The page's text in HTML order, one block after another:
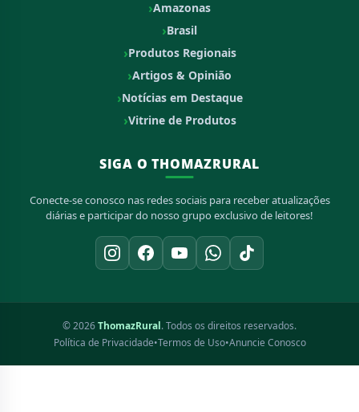
Amazonas
Brasil
Produtos Regionais
Artigos & Opinião
Notícias em Destaque
Vitrine de Produtos
SIGA O THOMAZRURAL
Conecte-se conosco nas redes sociais para receber atualizações
diárias e participar do nosso grupo exclusivo de leitores!
© 2026ThomazRural. Todos os direitos reservados.
Política de Privacidade•Termos de Uso•Anuncie Conosco